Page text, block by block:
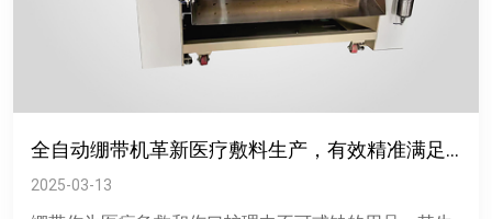
全自动绷带机革新医疗敷料生产，有效精准满足市场需求
2025-03-13